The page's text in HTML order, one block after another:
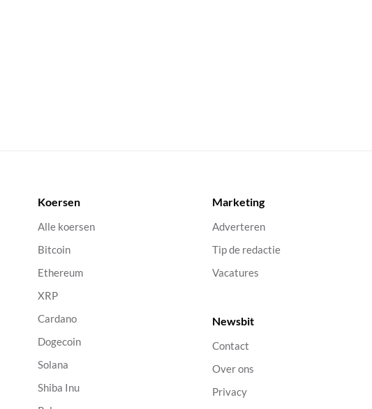
Koersen
Alle koersen
Bitcoin
Ethereum
XRP
Cardano
Dogecoin
Solana
Shiba Inu
Marketing
Adverteren
Tip de redactie
Vacatures
Newsbit
Contact
Over ons
Privacy